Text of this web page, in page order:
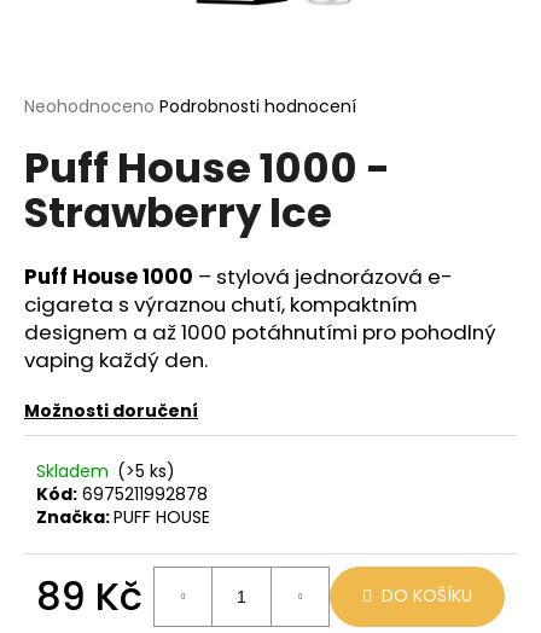
Průměrné
produktu
je
0,0
z
hvězdiček.
Neohodnoceno Podrobnosti hodnocení
Puff House 1000 -
Strawberry Ice
Puff House 1000 – stylová jednorázová e-
cigareta s výraznou chutí, kompaktním
designem a až 1000 potáhnutími pro pohodlný
vaping každý den.
Možnosti doručení
Skladem (>5 ks)
Kód: 6975211992878
Značka:PUFF HOUSE
89 Kč DO KOŠÍKU
í
t
?
HLEDAT
o
p
o
u
č